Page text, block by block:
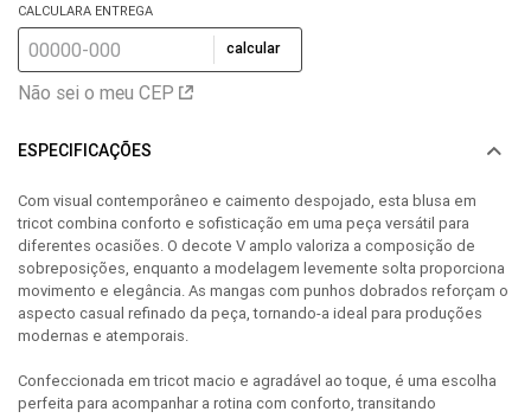
CALCULARA ENTREGA
calcular
Não sei o meu CEP
ESPECIFICAÇÕES
Com visual contemporâneo e caimento despojado, esta blusa em
tricot combina conforto e sofisticação em uma peça versátil para
diferentes ocasiões. O decote V amplo valoriza a composição de
sobreposições, enquanto a modelagem levemente solta proporciona
movimento e elegância. As mangas com punhos dobrados reforçam o
aspecto casual refinado da peça, tornando-a ideal para produções
modernas e atemporais.
Confeccionada em tricot macio e agradável ao toque, é uma escolha
perfeita para acompanhar a rotina com conforto, transitando